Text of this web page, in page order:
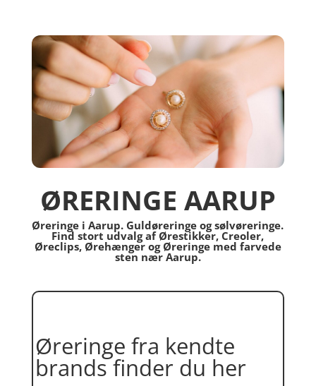
ØRERINGE AARUP
Øreringe i Aarup. Guldøreringe og sølvøreringe.
Find stort udvalg af Ørestikker, Creoler,
Øreclips, Ørehænger og Øreringe med farvede
sten nær Aarup.
Øreringe fra kendte
brands finder du her